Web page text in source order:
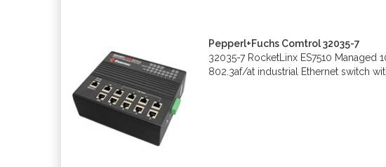
Pepperl+Fuchs Comtrol 32035-7
32035-7 RocketLinx ES7510 Managed
802.3af/at industrial Ethernet switch